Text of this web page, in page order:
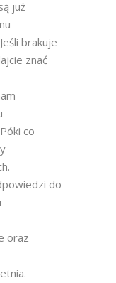
już
brakuje
znać
co
do
oraz